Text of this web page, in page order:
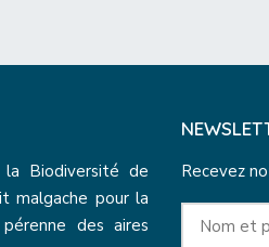
Biodiversité de
malgache pour la
des aires
Recevez